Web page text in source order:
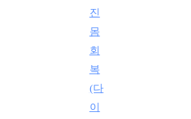
진
몸
회
복
(다
이